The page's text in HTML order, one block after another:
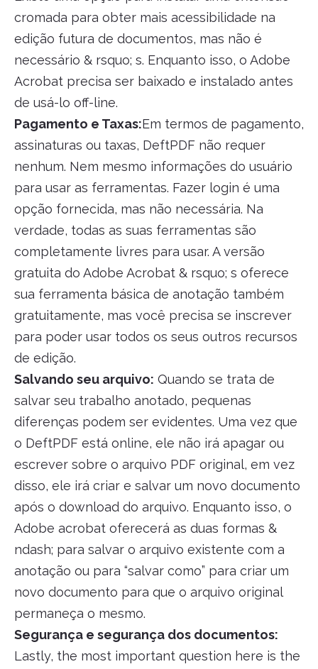
cromada para obter mais acessibilidade na
edição futura de documentos, mas não é
necessário & rsquo; s. Enquanto isso, o Adobe
Acrobat precisa ser baixado e instalado antes
de usá-lo off-line.
Pagamento e Taxas:Em termos de pagamento,
assinaturas ou taxas, DeftPDF não requer
nenhum. Nem mesmo informações do usuário
para usar as ferramentas. Fazer login é uma
opção fornecida, mas não necessária. Na
verdade, todas as suas ferramentas são
completamente livres para usar. A versão
gratuita do Adobe Acrobat & rsquo; s oferece
sua ferramenta básica de anotação também
gratuitamente, mas você precisa se inscrever
para poder usar todos os seus outros recursos
de edição.
Salvando seu arquivo: Quando se trata de
salvar seu trabalho anotado, pequenas
diferenças podem ser evidentes. Uma vez que
o DeftPDF está online, ele não irá apagar ou
escrever sobre o arquivo PDF original, em vez
disso, ele irá criar e salvar um novo documento
após o download do arquivo. Enquanto isso, o
Adobe acrobat oferecerá as duas formas &
ndash; para salvar o arquivo existente com a
anotação ou para “salvar como” para criar um
novo documento para que o arquivo original
permaneça o mesmo.
Segurança e segurança dos documentos:
Lastly, the most important question here is the